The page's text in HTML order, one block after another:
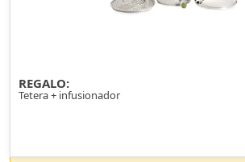
REGALO:
Tetera + infusionador